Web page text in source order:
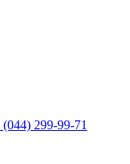
(044) 299-99-71